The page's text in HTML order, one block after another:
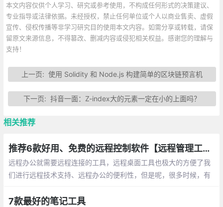
本文内容仅供个人学习、研究或参考使用，不构成任何形式的决策建议、
专业指导或法律依据。未经授权，禁止任何单位或个人以商业售卖、虚假
宣传、侵权传播等非学习研究目的使用本文内容。如需分享或转载，请保
留原文来源信息，不得篡改、删减内容或侵犯相关权益。感谢您的理解与
支持！
上一页: 使用 Solidity 和 Node.js 构建简单的区块链预言机
下一页: 抖音一面：Z-index大的元素一定在小的上面吗？
相关推荐
推荐6款好用、免费的远程控制软件【远程管理工具】
远程办公就需要远程连接的工具，远程桌面工具也极大的方便了我
们进行远程技术支持、远程办公的便利性，但是呢，很多时候，有
7款最好的笔记工具